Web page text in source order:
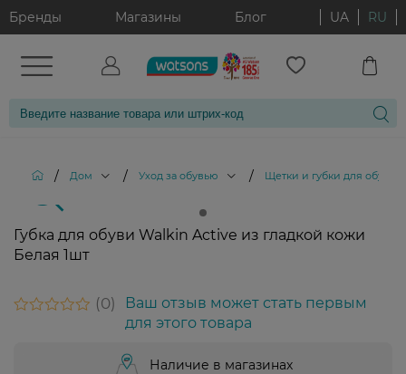
Бренды Магазины Блог UA RU
/ Дом / Уход за обувью / Щетки и губки для обуви
Губка для обуви Walkin Active из гладкой кожи
Белая 1шт
0
Ваш отзыв может стать первым
для этого товара
Наличие в магазинах